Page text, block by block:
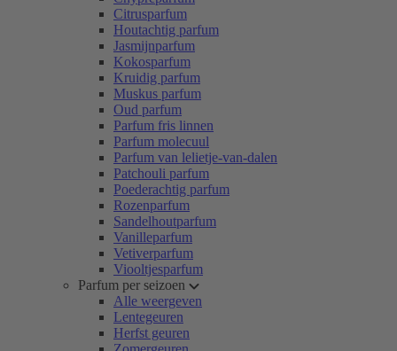
Citrusparfum
Houtachtig parfum
Jasmijnparfum
Kokosparfum
Kruidig parfum
Muskus parfum
Oud parfum
Parfum fris linnen
Parfum molecuul
Parfum van lelietje-van-dalen
Patchouli parfum
Poederachtig parfum
Rozenparfum
Sandelhoutparfum
Vanilleparfum
Vetiverparfum
Viooltjesparfum
Parfum per seizoen
Alle weergeven
Lentegeuren
Herfst geuren